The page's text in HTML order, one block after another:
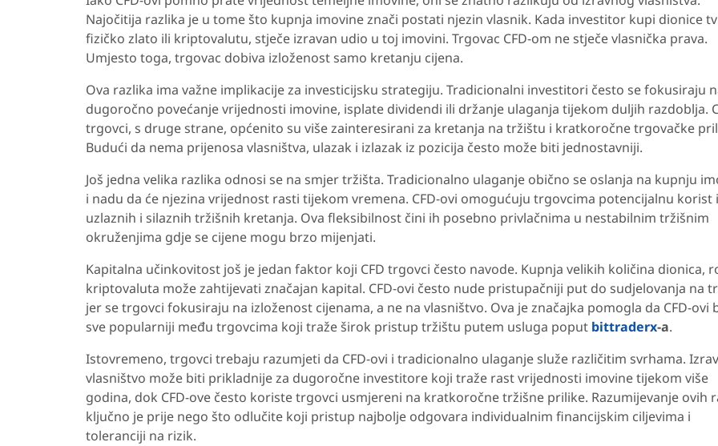
Najočitija razlika je u tome što kupnja imovine znači postati njezin vlasnik. Kada investitor kupi dionice
fizičko zlato ili kriptovalutu, stječe izravan udio u toj imovini. Trgovac CFD-om ne stječe vlasnička prava.
Umjesto toga, trgovac dobiva izloženost samo kretanju cijena.
Ova razlika ima važne implikacije za investicijsku strategiju. Tradicionalni investitori često se fokusiraju
dugoročno povećanje vrijednosti imovine, isplate dividendi ili držanje ulaganja tijekom duljih razdoblja.
trgovci, s druge strane, općenito su više zainteresirani za kretanja na tržištu i kratkoročne trgovačke
Budući da nema prijenosa vlasništva, ulazak i izlazak iz pozicija često može biti jednostavniji.
Još jedna velika razlika odnosi se na smjer tržišta. Tradicionalno ulaganje obično se oslanja na kupnju
i nadu da će njezina vrijednost rasti tijekom vremena. CFD-ovi omogućuju trgovcima potencijalnu korist
uzlaznih i silaznih tržišnih kretanja. Ova fleksibilnost čini ih posebno privlačnima u nestabilnim tržišnim
okruženjima gdje se cijene mogu brzo mijenjati.
Kapitalna učinkovitost još je jedan faktor koji CFD trgovci često navode. Kupnja velikih količina dionica,
kriptovaluta može zahtijevati značajan kapital. CFD-ovi često nude pristupačniji put do sudjelovanja na
jer se trgovci fokusiraju na izloženost cijenama, a ne na vlasništvo. Ova je značajka pomogla da CFD-ovi
sve popularniji među trgovcima koji traže širok pristup tržištu putem usluga poput bittraderx-a.
Istovremeno, trgovci trebaju razumjeti da CFD-ovi i tradicionalno ulaganje služe različitim svrhama.
vlasništvo može biti prikladnije za dugoročne investitore koji traže rast vrijednosti imovine tijekom više
godina, dok CFD-ove često koriste trgovci usmjereni na kratkoročne tržišne prilike. Razumijevanje ovih
ključno je prije nego što odlučite koji pristup najbolje odgovara individualnim financijskim ciljevima i
toleranciji na rizik.